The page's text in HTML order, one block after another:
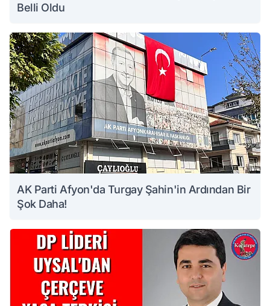
Belli Oldu
AK Parti Afyon'da Turgay Şahin'in Ardından Bir
Şok Daha!